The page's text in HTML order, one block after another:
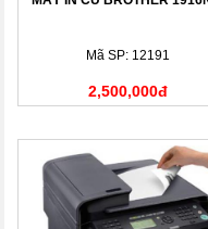
Mã SP: 12191
2,500,000đ